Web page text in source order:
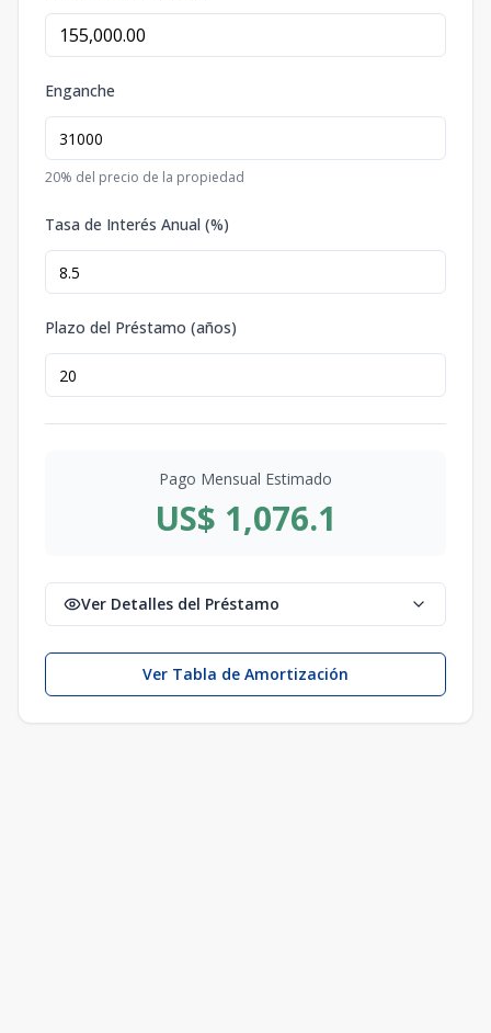
Enganche
20% del precio de la propiedad
Tasa de Interés Anual (%)
Plazo del Préstamo (años)
Pago Mensual Estimado
US$ 1,076.1
Ver Detalles del Préstamo
Ver Tabla de Amortización